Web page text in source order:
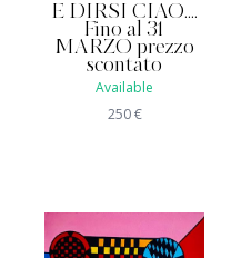
E DIRSI CIAO....
Fino al 31
MARZO prezzo
scontato
Available
250€